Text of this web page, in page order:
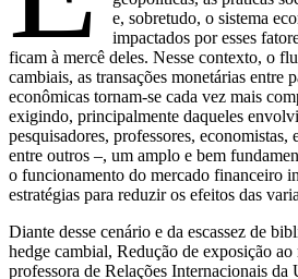
e, sobretudo, o sistema
impactados por esses
ficam à mercê deles. Nesse contexto, o
cambiais, as transações monetárias entre
econômicas tornam-se cada vez mais
exigindo, principalmente daqueles
pesquisadores, professores, economistas,
entre outros –, um amplo e bem
o funcionamento do mercado financeiro
estratégias para reduzir os efeitos das
Diante desse cenário e da escassez de
hedge cambial, Redução de exposição
professora de Relações Internacionais da